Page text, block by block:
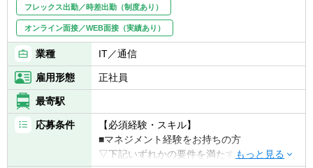
・営業・開発・導入・コンサルティング等
の他部門と連携し、予実分析の結果の共有を
タイムリーに実施し、事業計画の進捗把握及
びこれに対するアクションプラン構築を共に
実施する。
・経営管理に関わる業務フローやシステム
(予算管理ツールなど)の導入・改善を主導
● 経営会議資料の作成:
・取締役会や経営会議に向けた中期計画お
よび業績見通しに関する資料を作成する。
フレックス出勤／時差出勤（制度あり）
オンライン面接／WEB面接（実績あり）
業種 IT／通信
雇用形態 正社員
最寄駅
応募条件
【必須経験・スキル】
■マネジメント経験をお持ちの方
▽下記いずれかの要件を満たす方